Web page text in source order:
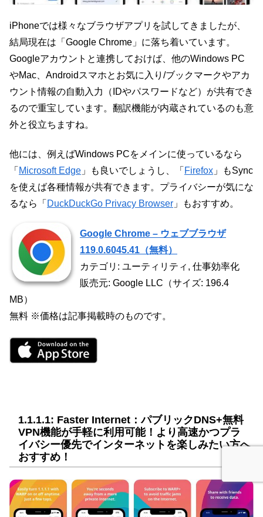
iPhoneでは様々なブラウザアプリを試してきましたが、
結局現在は「Google Chrome」に落ち着いています。
Googleアカウントと連携しておけば、他のWindows PC
やMac、Androidスマホとお気に入り/ブックマークやアカ
ウント情報の自動入力（IDやパスワードなど）が共有でき
るので重宝しています。翻訳機能が内蔵されているのも意
外と役立ちますね。
他には、例えばWindows PCをメインに使っているなら
「 Microsoft Edge 」も良いでしょうし、「 Firefox 」もSync
を使えば各種情報が共有できます。プライバシーが気にな
るなら「 DuckDuckGo Privacy Browser 」もおすすめ。
Google Chrome – ウェブブラウザ
119.0.6045.41（無料）
カテゴリ: ユーティリティ, 仕事効率化
販売元: Google LLC（サイズ: 196.4
MB）
無料 ※価格は記事掲載時のものです。
1.1.1.1: Faster Internet：パブリックDNS+無料
VPN機能が手軽に利用可能！より高速かつプラ
イバシー優先でインターネットを楽しみたい方へ
おすすめ！